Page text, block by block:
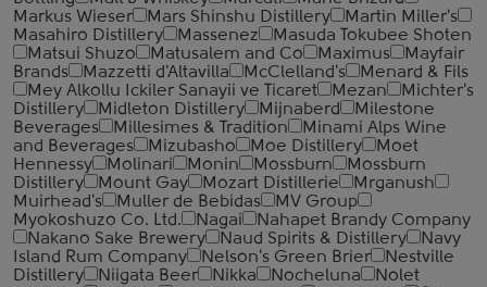
Markus Wieser
Mars Shinshu Distillery
Martin Miller's
Masahiro Distillery
Massenez
Masuda Tokubee Shoten
Matsui Shuzo
Matusalem and Co Maximus
Mayfair
Brands
Mazzetti d'Altavilla McClelland's
Menard & Fils
Mey Alkollu Ickiler Sanayii ve Ticaret
Mezan
Michter's
Distillery
Midleton Distillery Mijnaberd
Milestone
Beverages
Millesimes & Tradition
Minami Alps Wine
and Beverages
Mizubasho Moe Distillery
Moet
Hennessy
Molinari Monin Mossburn
Mossburn
Distillery
Mount Gay Mozart Distillerie
Mrganush
Muirhead's
Muller de Bebidas
MV Group
Myokoshuzo Co. Ltd.
Nagai
Nahapet Brandy Company
Nakano Sake Brewery
Naud Spirits & Distillery
Navy
Island Rum Company
Nelson's Green Brier
Nestville
Distillery
Niigata Beer Nikka Nocheluna
Nolet